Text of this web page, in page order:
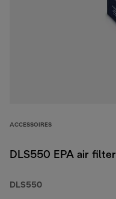
ACCESSOIRES
DLS550 EPA air filter
DLS550